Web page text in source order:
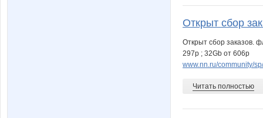
Открыт сбор
Открыт сбор заказов.
297р ; 32Gb от 606р
www.nn.ru/community/
Читать полностью